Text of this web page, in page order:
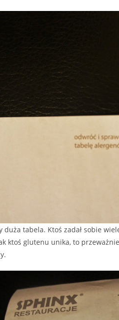
tabela. Ktoś zadał sobie
ktoś glutenu unika, to